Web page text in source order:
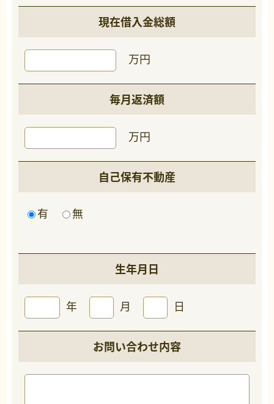
現在借入金総額
万円
毎月返済額
万円
自己保有不動産
有 無
生年月日
年 月 日
お問い合わせ内容